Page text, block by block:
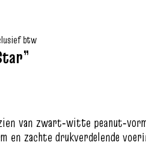
btw
van zwart‑witte
zachte drukverdelende